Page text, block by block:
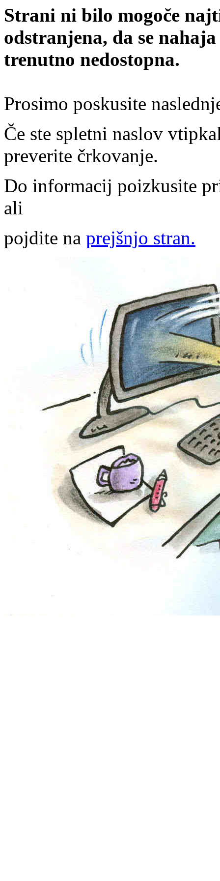
Strani ni bilo mogoče
odstranjena, da se
trenutno nedostopna.
Prosimo poskusite
Če ste spletni naslov
preverite črkovanje.
Do informacij poizkusite
ali
pojdite na prejšnjo stran.